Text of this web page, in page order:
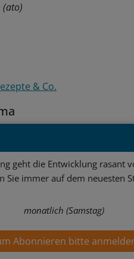
(ato)
& Co.
geht die Entwicklung rasant
Sie immer auf dem neuesten
monatlich (Samstag)
Abonnieren bitte